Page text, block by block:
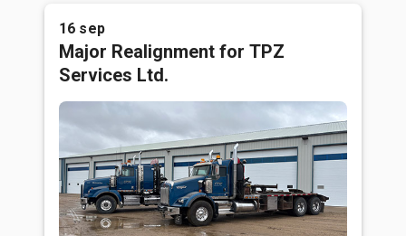
16 sep
Major Realignment for TPZ
Services Ltd.